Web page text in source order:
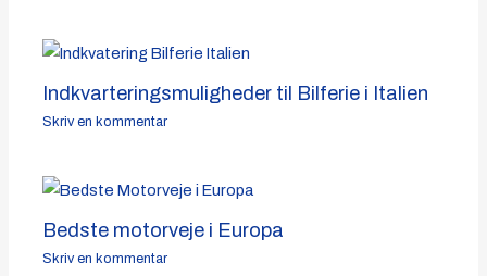
Indkvarteringsmuligheder til Bilferie i Italien
Skriv en kommentar
Bedste motorveje i Europa
Skriv en kommentar